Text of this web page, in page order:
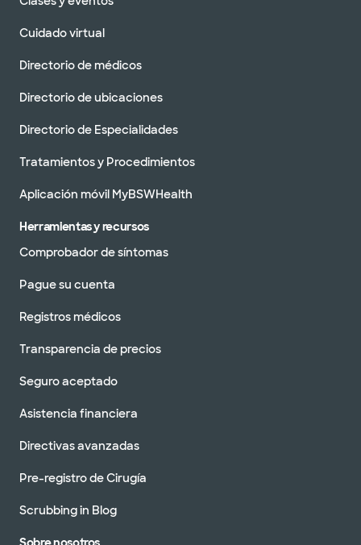
Cuidado virtual
Directorio de médicos
Directorio de ubicaciones
Directorio de Especialidades
Tratamientos y Procedimientos
Aplicación móvil MyBSWHealth
Herramientas y recursos
Comprobador de síntomas
Pague su cuenta
Registros médicos
Transparencia de precios
Seguro aceptado
Asistencia financiera
Directivas avanzadas
Pre-registro de Cirugía
Scrubbing in Blog